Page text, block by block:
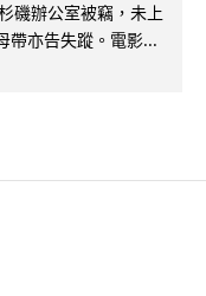
磯辦公室被竊，未上
亦告失蹤。電影...